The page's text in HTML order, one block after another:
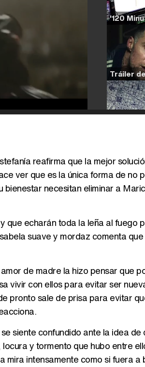
reafirma que la mejor
ver que es la única forma de no
necesitan eliminar a
que echarán toda la leña al fuego
suave y mordaz comenta que
de madre la hizo pensar que
vivir con ellos para evitar ser
pronto sale de prisa para evitar
siente confundido ante la idea de
y tormento que hubo entre
mira intensamente como si fuera a